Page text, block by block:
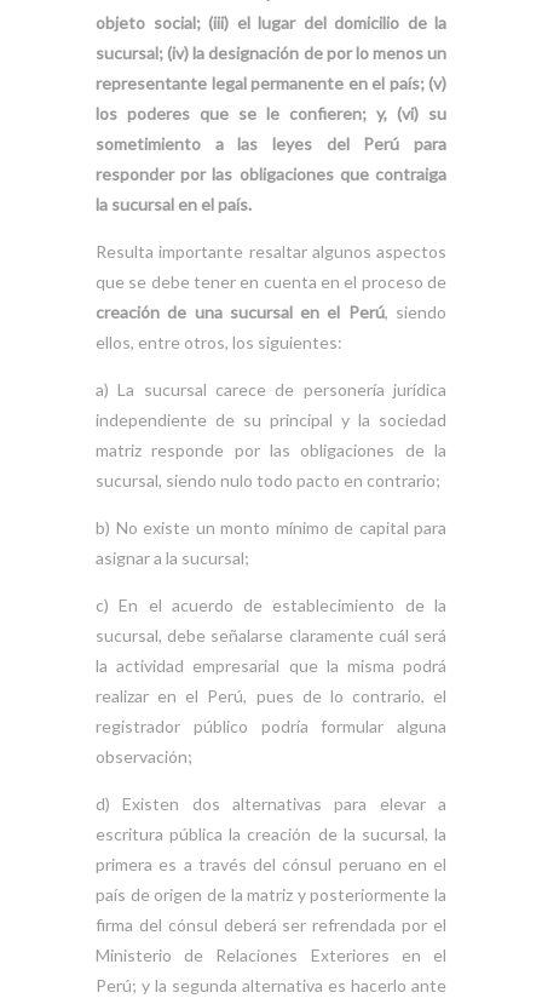
objeto social; (iii) el lugar del domicilio de la
sucursal; (iv) la designación de por lo menos un
representante legal permanente en el país; (v)
los poderes que se le confieren; y, (vi) su
sometimiento a las leyes del Perú para
responder por las obligaciones que contraiga
la sucursal en el país.
Resulta importante resaltar algunos aspectos
que se debe tener en cuenta en el proceso de
creación de una sucursal en el Perú, siendo
ellos, entre otros, los siguientes:
a) La sucursal carece de personería jurídica
independiente de su principal y la sociedad
matriz responde por las obligaciones de la
sucursal, siendo nulo todo pacto en contrario;
b) No existe un monto mínimo de capital para
asignar a la sucursal;
c) En el acuerdo de establecimiento de la
sucursal, debe señalarse claramente cuál será
la actividad empresarial que la misma podrá
realizar en el Perú, pues de lo contrario, el
registrador público podría formular alguna
observación;
d) Existen dos alternativas para elevar a
escritura pública la creación de la sucursal, la
primera es a través del cónsul peruano en el
país de origen de la matriz y posteriormente la
firma del cónsul deberá ser refrendada por el
Ministerio de Relaciones Exteriores en el
Perú; y la segunda alternativa es hacerlo ante